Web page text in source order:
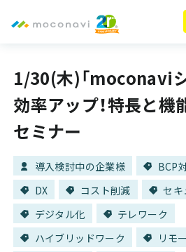
1/30(木)「moconavi
効率アップ！特長と機
セミナー
導入検討中の企業様 BCP
DX
コスト削減
セキ
デジタル化
テレワーク
ハイブリッドワーク
リモ